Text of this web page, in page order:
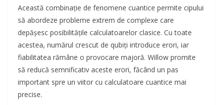
Această combinație de fenomene cuantice permite cipului
să abordeze probleme extrem de complexe care
depășesc posibilitățile calculatoarelor clasice. Cu toate
acestea, numărul crescut de qubiți introduce erori, iar
fiabilitatea rămâne o provocare majoră. Willow promite
să reducă semnificativ aceste erori, făcând un pas
important spre un viitor cu calculatoare cuantice mai
precise.